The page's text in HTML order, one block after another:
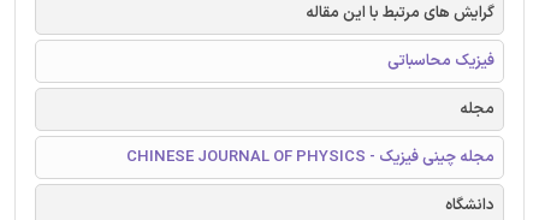
گرایش های مرتبط با این مقاله
فیزیک محاسباتی
مجله
مجله چینی فیزیک - CHINESE JOURNAL OF PHYSICS
دانشگاه